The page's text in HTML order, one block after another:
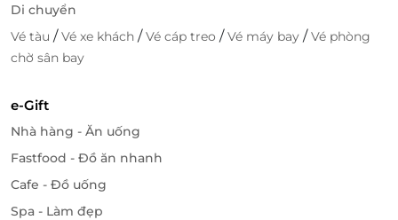
Di chuyển
Vé tàu /Vé xe khách /Vé cáp treo /Vé máy bay /Vé phòng
chờ sân bay
e-Gift
Nhà hàng - Ăn uống
Fastfood - Đồ ăn nhanh
Cafe - Đồ uống
Spa - Làm đẹp